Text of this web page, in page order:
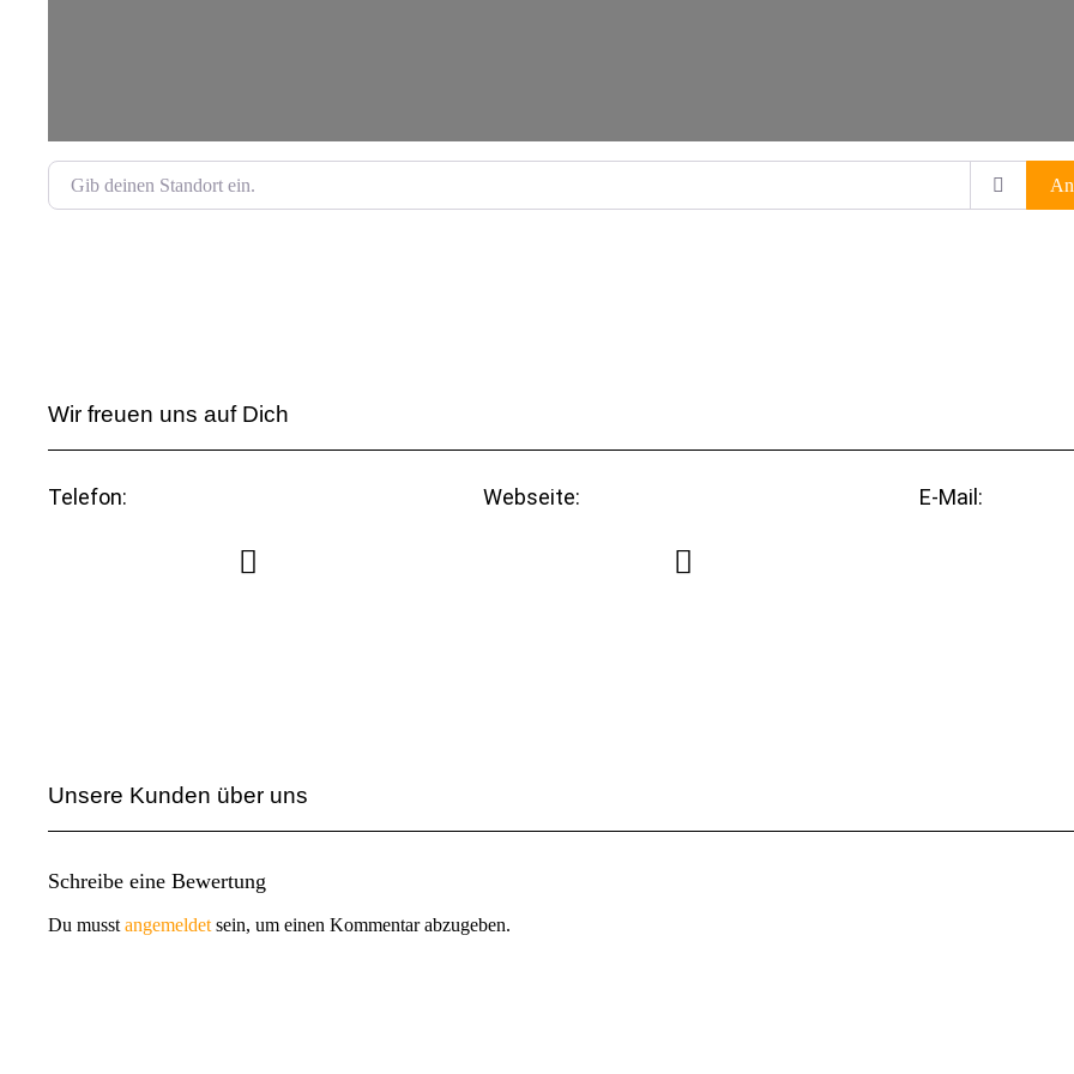
Gib deinen Standort ein.
Wir freuen uns auf Dich
Telefon: Webseite: E-Mail:
Unsere Kunden über uns
Schreibe eine Bewertung
Du musst angemeldet sein, um einen Kommentar abzugeben.